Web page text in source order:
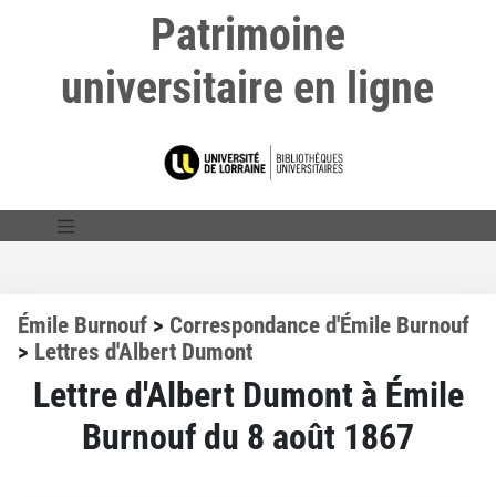
Patrimoine
universitaire en ligne
Émile Burnouf > Correspondance d'Émile Burnouf
> Lettres d'Albert Dumont
Lettre d'Albert Dumont à Émile
Burnouf du 8 août 1867